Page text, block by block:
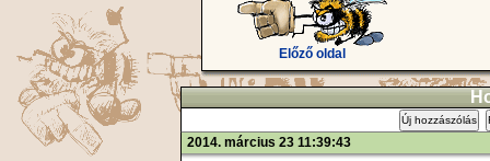
Előző oldal
Új hozzászólás
2014. március 23 11:39:43